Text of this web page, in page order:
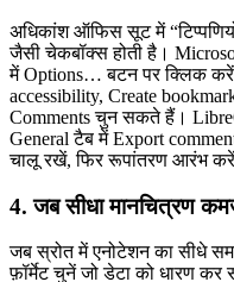
अधिकांश ऑफिस सूट में
जैसी चेकबॉक्स होती है।
मेंOptions… बटन पर क्लिक
accessibility, Create
Commentsचुन सकते हैं।
General टैब मेंExport
चालू रखें, फिर रूपांतरण आरंभ
4. जब सीधा मानचित्रण
जब स्रोत में एनोटेशन का सीधे
फ़ॉर्मेट चुनें जो डेटा को धारण